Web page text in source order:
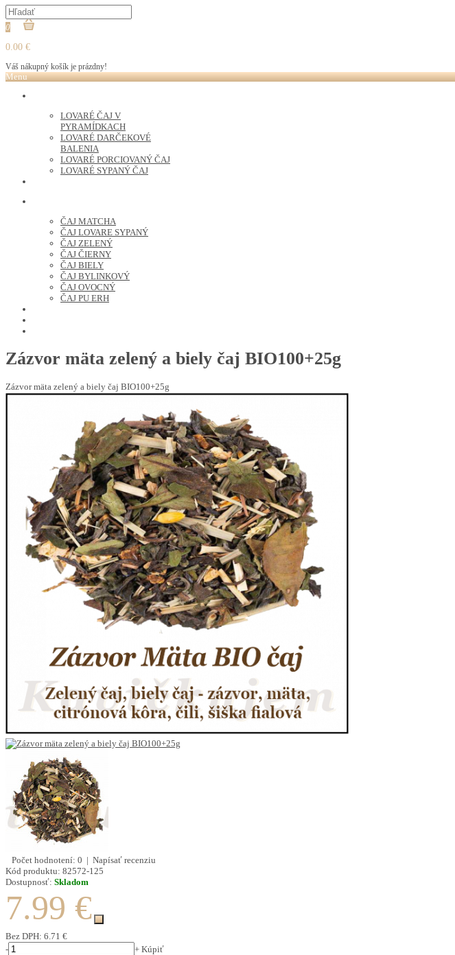
0
0.00 €
Váš nákupný košík je prázdny!
Menu
LOVARÉ ČAJ V
PYRAMÍDKACH
LOVARÉ DARČEKOVÉ
BALENIA
LOVARÉ PORCIOVANÝ ČAJ
LOVARÉ SYPANÝ ČAJ
ČAJ MATCHA
ČAJ LOVARE SYPANÝ
ČAJ ZELENÝ
ČAJ ČIERNY
ČAJ BIELY
ČAJ BYLINKOVÝ
ČAJ OVOCNÝ
ČAJ PU ERH
Zázvor mäta zelený a biely čaj BIO100+25g
Zázvor mäta zelený a biely čaj BIO100+25g
Počet hodnotení: 0 | Napísať recenziu
Kód produktu: 82572-125
Dostupnosť: Skladom
7.99 €
Bez DPH: 6.71 €
-
+ Kúpiť